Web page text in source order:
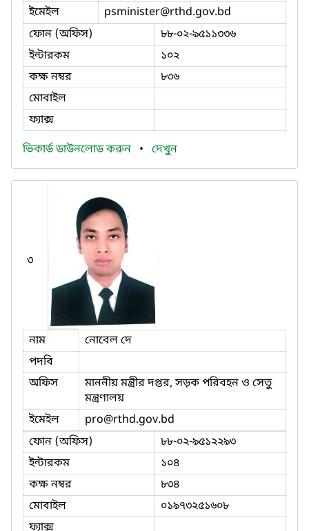
ইমেইল
psminister@rthd.gov.bd
ফোন (অফিস)
৮৮-০২-৯৫১১৩৩৬
ইন্টারকম
১০২
কক্ষ নম্বর
৮৩৬
মোবাইল
ফ্যাক্স
ভিকার্ড ডাউনলোড করুন • দেখুন
৩
নাম
নোবেল দে
পদবি
অফিস
মাননীয় মন্ত্রীর দপ্তর, সড়ক পরিবহন ও সেতু
মন্ত্রণালয়
ইমেইল
pro@rthd.gov.bd
ফোন (অফিস)
৮৮-০২-৯৫১২২৯৩
ইন্টারকম
১০৪
কক্ষ নম্বর
৮৩৪
মোবাইল
০১৯৭৩২৫১৬০৮
ফ্যাক্স